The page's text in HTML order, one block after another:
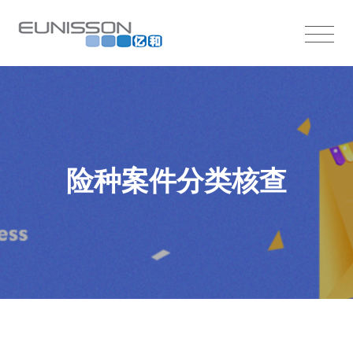
险种案件分类核查